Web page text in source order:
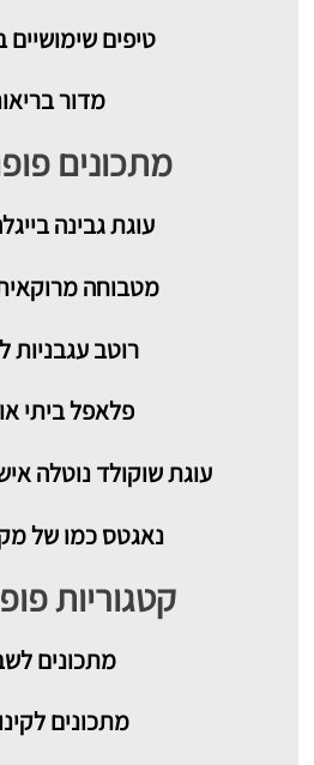
טיפים
מדור
מתכונים
עוגת גבינה
מטבוחה
רוטב עגבניות
פלאפל ביתי
עוגת שוקולד נוטלה
נאגטס כמו של
קטגוריות
מתכונים
מתכונים